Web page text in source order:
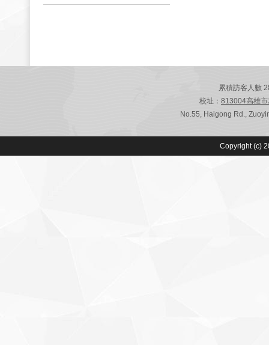
累積訪客人數
校址： 813004高雄
No.55, Haigong Rd.,
Copyright (c)